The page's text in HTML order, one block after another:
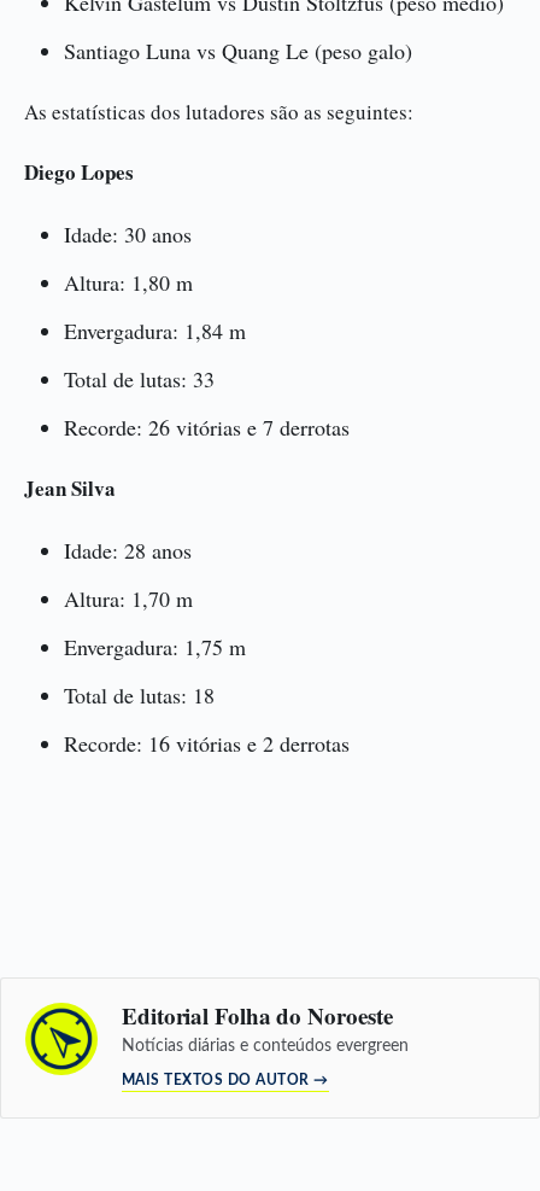
Santiago Luna vs Quang Le (peso galo)
As estatísticas dos lutadores são as seguintes:
Diego Lopes
Idade: 30 anos
Altura: 1,80 m
Envergadura: 1,84 m
Total de lutas: 33
Recorde: 26 vitórias e 7 derrotas
Jean Silva
Idade: 28 anos
Altura: 1,70 m
Envergadura: 1,75 m
Total de lutas: 18
Recorde: 16 vitórias e 2 derrotas
Editorial Folha do Noroeste
Notícias diárias e conteúdos evergreen
MAIS TEXTOS DO AUTOR →